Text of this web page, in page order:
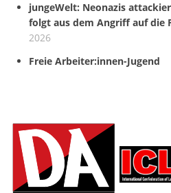
jungeWelt: Neonazis
folgt aus dem Angriff auf die
2026
Freie Arbeiter:innen-Jugend